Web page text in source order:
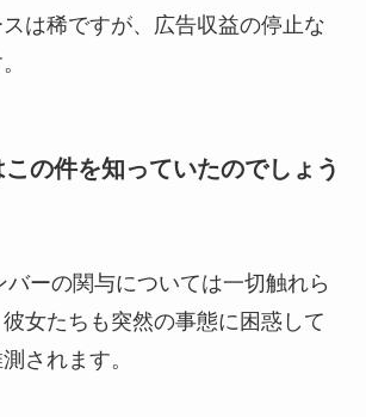
は稀ですが、広告収益の停止な
の件を知っていたのでしょう
ーの関与については一切触れら
女たちも突然の事態に困惑して
されます。